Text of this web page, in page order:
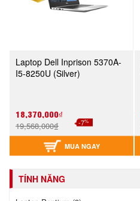
Laptop Dell Inprison 5370A-
I5-8250U (Silver)
18,370,000₫
19,568,000₫ -7%
MUA NGAY
TÍNH NĂNG